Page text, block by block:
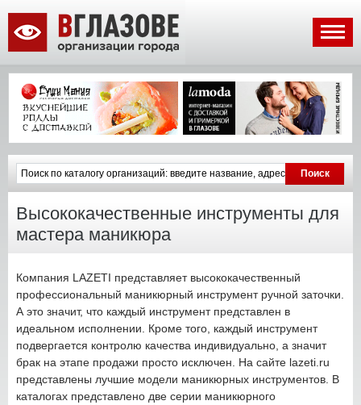
Высококачественные инструменты для
мастера маникюра
Компания LAZETI представляет высококачественный
профессиональный маникюрный инструмент ручной заточки.
А это значит, что каждый инструмент представлен в
идеальном исполнении. Кроме того, каждый инструмент
подвергается контролю качества индивидуально, а значит
брак на этапе продажи просто исключен. На сайте lazeti.ru
представлены лучшие модели маникюрных инструментов. В
каталогах представлено две серии маникюрного